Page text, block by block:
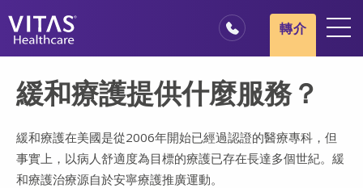
安寧療護基本概述
我們的服務
醫療服務專業人員
轉介
緩和療護提供什麼服務？
緩和療護在美國是從2006年開始已經過認證的醫療專科，但
事實上，以病人舒適度為目標的療護已存在長達多個世紀。緩
和療護治療源自於安寧療護推廣運動。